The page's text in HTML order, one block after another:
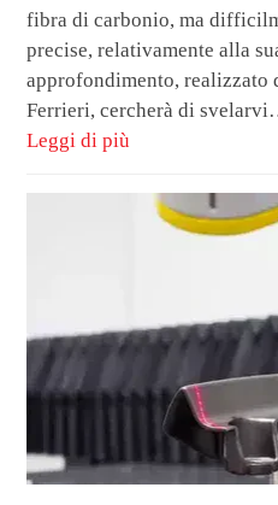
fibra di carbonio, ma
precise, relativamente alla
approfondimento, realizzato
Ferrieri, cercherà di
Leggi di più